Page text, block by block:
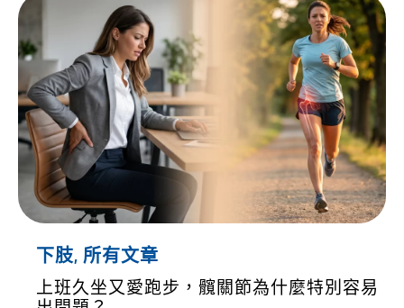
下肢, 所有文章
上班久坐又愛跑步，髖關節為什麼特別容易